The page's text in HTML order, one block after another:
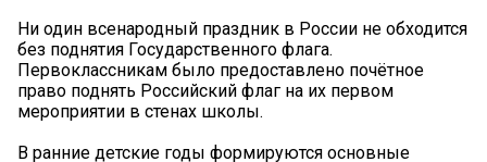
Ни один всенародный праздник в России не обходится
без поднятия Государственного флага.
Первоклассникам было предоставлено почётное
право поднять Российский флаг на их первом
мероприятии в стенах школы.
В ранние детские годы формируются основные